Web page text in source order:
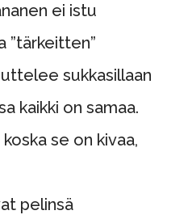
ei istu
”tärkeitten”
sukkasillaan
kaikki on samaa.
se on kivaa,
pelinsä